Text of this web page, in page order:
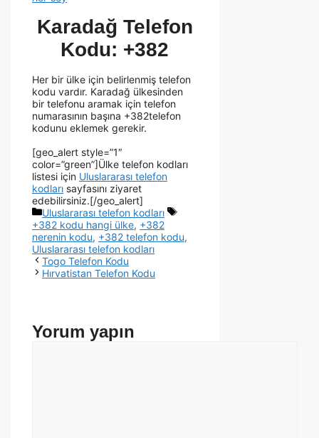
Karadağ Telefon
Kodu: +382
Her bir ülke için belirlenmiş telefon
kodu vardır. Karadağ ülkesinden
bir telefonu aramak için telefon
numarasının başına +382telefon
kodunu eklemek gerekir.
[geo_alert style=”1″
color=”green”]Ülke telefon kodları
listesi için Uluslararası telefon
kodları sayfasını ziyaret
edebilirsiniz.[/geo_alert]
Uluslararası telefon kodları
+382 kodu hangi ülke, +382
nerenin kodu, +382 telefon kodu,
Uluslararası telefon kodları
Togo Telefon Kodu
Hırvatistan Telefon Kodu
Yorum yapın